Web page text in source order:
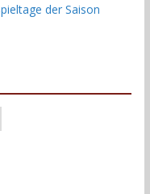
der Saison